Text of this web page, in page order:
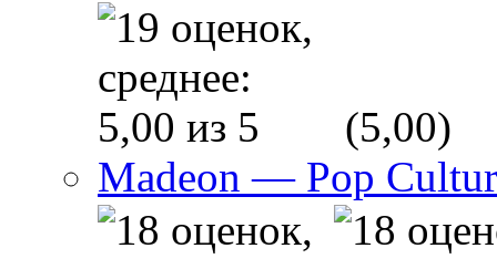
(5,00)
Madeon — Pop